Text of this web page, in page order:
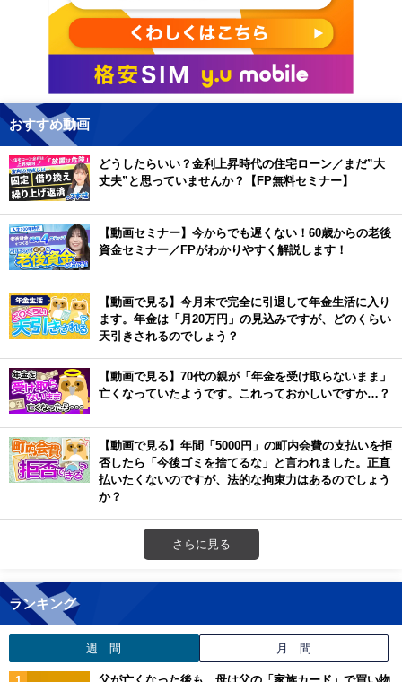
おすすめ動画
どうしたらいい？金利上昇時代の住宅ローン／まだ”大
丈夫”と思っていませんか？【FP無料セミナー】
【動画セミナー】今からでも遅くない！60歳からの老後
資金セミナー／FPがわかりやすく解説します！
【動画で見る】今月末で完全に引退して年金生活に入り
ます。年金は「月20万円」の見込みですが、どのくらい
天引きされるのでしょう？
【動画で見る】70代の親が「年金を受け取らないまま」
亡くなっていたようです。これっておかしいですか…？
【動画で見る】年間「5000円」の町内会費の支払いを拒
否したら「今後ゴミを捨てるな」と言われました。正直
払いたくないのですが、法的な拘束力はあるのでしょう
か？
さらに見る
ランキング
週 間 月 間
父が亡くなった後も、母は父の「家族カード」で買い物